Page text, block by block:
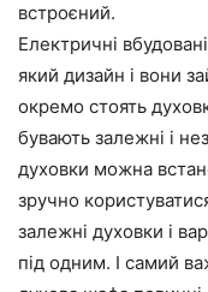
встроєний.
Електричні
який дизайн і вони
окремо стоять
бувають залежні і
духовки можна
зручно
залежні духовки і
під одним. І самий